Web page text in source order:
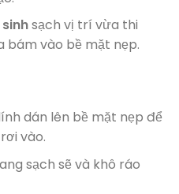
sạch vị trí vừa thi
bám vào bề mặt nẹp.
dán lên bề mặt nẹp để
vào.
sạch sẽ và khô ráo